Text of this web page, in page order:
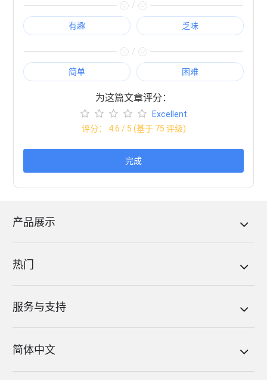
/
有趣 乏味
/
简单 困难
为这篇文章评分：
Excellent
评分： 4.6 / 5 (基于 75 评级)
完成
产品展示
热门
服务与支持
简体中文